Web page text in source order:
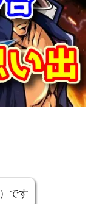
）です